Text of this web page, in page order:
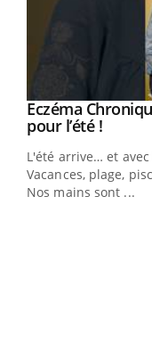
Youtube
Eczéma
pour l’été !Youtube
L'été arrive… et
Vacances, plage,
Nos mains sont ...